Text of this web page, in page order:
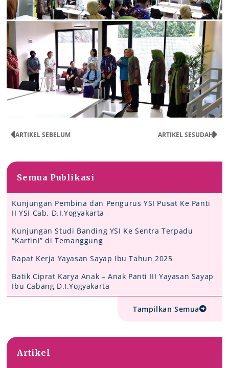
ARTIKEL SEBELUM ARTIKEL SESUDAH
Semua Publikasi
Kunjungan Pembina dan Pengurus YSI Pusat Ke Panti
II YSI Cab. D.I.Yogyakarta
Kunjungan Studi Banding YSI Ke Sentra Terpadu
“Kartini” di Temanggung
Rapat Kerja Yayasan Sayap Ibu Tahun 2025
Batik Ciprat Karya Anak – Anak Panti III Yayasan Sayap
Ibu Cabang D.I.Yogyakarta
Tampilkan Semua
Artikel